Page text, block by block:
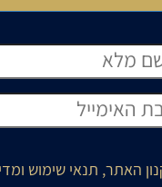
האתר, תנאי שימוש